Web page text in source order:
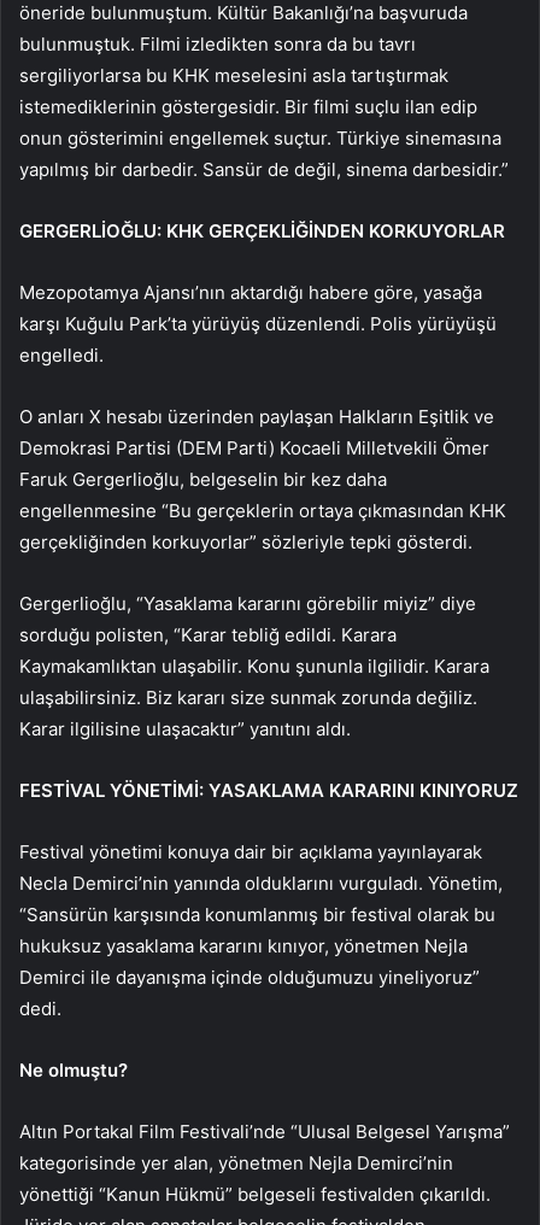
öneride bulunmuştum. Kültür Bakanlığı’na başvuruda
bulunmuştuk. Filmi izledikten sonra da bu tavrı
sergiliyorlarsa bu KHK meselesini asla tartıştırmak
istemediklerinin göstergesidir. Bir filmi suçlu ilan edip
onun gösterimini engellemek suçtur. Türkiye sinemasına
yapılmış bir darbedir. Sansür de değil, sinema darbesidir.”
GERGERLİOĞLU: KHK GERÇEKLİĞİNDEN KORKUYORLAR
Mezopotamya Ajansı’nın aktardığı habere göre, yasağa
karşı Kuğulu Park’ta yürüyüş düzenlendi. Polis yürüyüşü
engelledi.
O anları X hesabı üzerinden paylaşan Halkların Eşitlik ve
Demokrasi Partisi (DEM Parti) Kocaeli Milletvekili Ömer
Faruk Gergerlioğlu, belgeselin bir kez daha
engellenmesine “Bu gerçeklerin ortaya çıkmasından KHK
gerçekliğinden korkuyorlar” sözleriyle tepki gösterdi.
Gergerlioğlu, “Yasaklama kararını görebilir miyiz” diye
sorduğu polisten, “Karar tebliğ edildi. Karara
Kaymakamlıktan ulaşabilir. Konu şununla ilgilidir. Karara
ulaşabilirsiniz. Biz kararı size sunmak zorunda değiliz.
Karar ilgilisine ulaşacaktır” yanıtını aldı.
FESTİVAL YÖNETİMİ: YASAKLAMA KARARINI KINIYORUZ
Festival yönetimi konuya dair bir açıklama yayınlayarak
Necla Demirci’nin yanında olduklarını vurguladı. Yönetim,
“Sansürün karşısında konumlanmış bir festival olarak bu
hukuksuz yasaklama kararını kınıyor, yönetmen Nejla
Demirci ile dayanışma içinde olduğumuzu yineliyoruz”
dedi.
Ne olmuştu?
Altın Portakal Film Festivali’nde “Ulusal Belgesel Yarışma”
kategorisinde yer alan, yönetmen Nejla Demirci’nin
yönettiği “Kanun Hükmü” belgeseli festivalden çıkarıldı.